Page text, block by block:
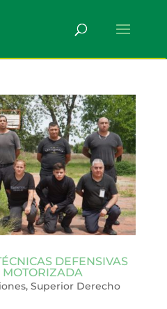
DEFENSIVAS
, Superior Derecho